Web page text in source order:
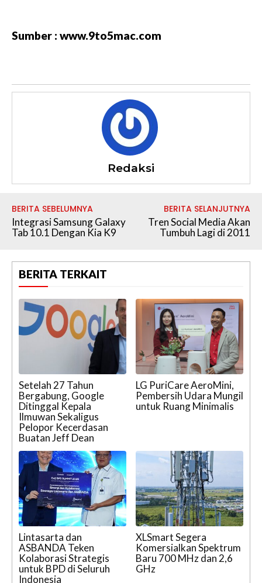
Sumber : www.9to5mac.com
Redaksi
BERITA SEBELUMNYA
Integrasi Samsung Galaxy
Tab 10.1 Dengan Kia K9
BERITA SELANJUTNYA
Tren Social Media Akan
Tumbuh Lagi di 2011
BERITA TERKAIT
Setelah 27 Tahun
Bergabung, Google
Ditinggal Kepala
Ilmuwan Sekaligus
Pelopor Kecerdasan
Buatan Jeff Dean
LG PuriCare AeroMini,
Pembersih Udara Mungil
untuk Ruang Minimalis
Lintasarta dan
ASBANDA Teken
Kolaborasi Strategis
untuk BPD di Seluruh
Indonesia
XLSmart Segera
Komersialkan Spektrum
Baru 700 MHz dan 2,6
GHz